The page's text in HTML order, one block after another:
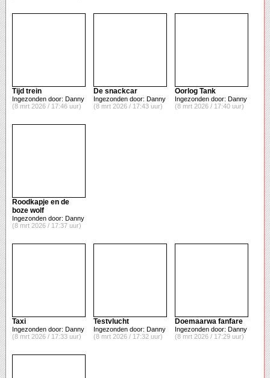
Tijd trein
Ingezonden door: Danny
(8 mrt 2026 / 17:46 uur)
De snackcar
Ingezonden door: Danny
(8 mrt 2026 / 17:43 uur)
Oorlog Tank
Ingezonden door: Danny
(8 mrt 2026 / 17:40 uur)
Roodkapje en de
boze wolf
Ingezonden door: Danny
(8 mrt 2026 / 17:37 uur)
Taxi
Ingezonden door: Danny
(8 mrt 2026 / 17:33 uur)
Testvlucht
Ingezonden door: Danny
(8 mrt 2026 / 17:32 uur)
Doemaarwa fanfare
Ingezonden door: Danny
(8 mrt 2026 / 17:29 uur)